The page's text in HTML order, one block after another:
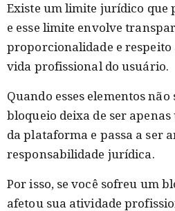
Existe um limite jurídico que
e esse limite envolve
proporcionalidade e respeito
vida profissional do usuário.
Quando esses elementos não
bloqueio deixa de ser
da plataforma e passa a ser
responsabilidade jurídica.
Por isso, se você sofreu um
afetou sua atividade